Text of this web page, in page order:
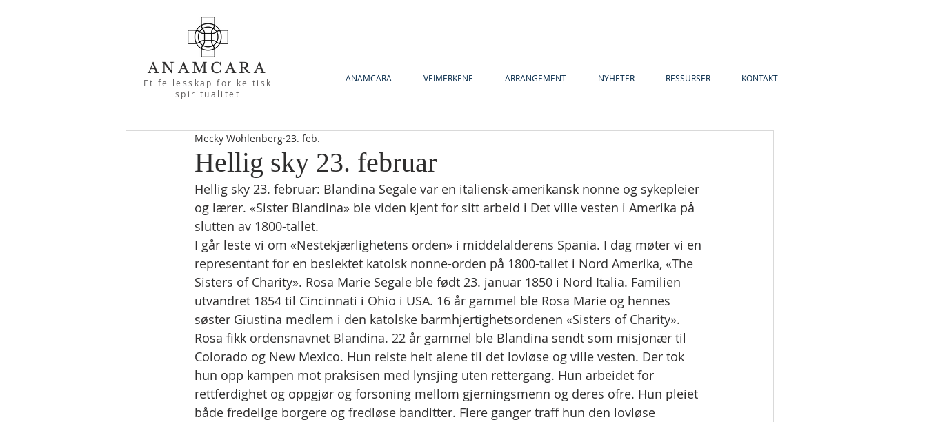
ANAMCARA
Et fellesskap for keltisk
spiritualitet
ANAMCARA VEIMERKENE ARRANGEMENT NYHETER RESSURSER KONTAKT
Hellig sky 23. februar
Mecky Wohlenberg 23. feb.
Hellig sky 23. februar: Blandina Segale var en italiensk-amerikansk nonne og sykepleier
og lærer. «Sister Blandina» ble viden kjent for sitt arbeid i Det ville vesten i Amerika på
slutten av 1800-tallet.
I går leste vi om «Nestekjærlighetens orden» i middelalderens Spania. I dag møter vi en
representant for en beslektet katolsk nonne-orden på 1800-tallet i Nord Amerika, «The
Sisters of Charity». Rosa Marie Segale ble født 23. januar 1850 i Nord Italia. Familien
utvandret 1854 til Cincinnati i Ohio i USA. 16 år gammel ble Rosa Marie og hennes
søster Giustina medlem i den katolske barmhjertighetsordenen «Sisters of Charity».
Rosa fikk ordensnavnet Blandina. 22 år gammel ble Blandina sendt som misjonær til
Colorado og New Mexico. Hun reiste helt alene til det lovløse og ville vesten. Der tok
hun opp kampen mot praksisen med lynsjing uten rettergang. Hun arbeidet for
rettferdighet og oppgjør og forsoning mellom gjerningsmenn og deres ofre. Hun pleiet
både fredelige borgere og fredløse banditter. Flere ganger traff hun den lovløse